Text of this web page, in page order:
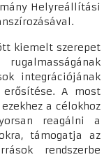
Helyreállítási
kiemelt szerepet
integrációjának
A most
a célokhoz
reagálni a
támogatja az
rendszerbe